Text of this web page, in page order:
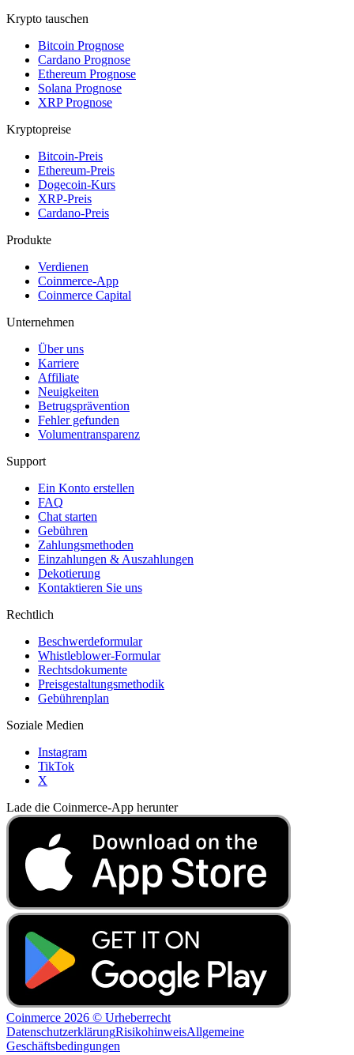
Krypto tauschen
Bitcoin Prognose
Cardano Prognose
Ethereum Prognose
Solana Prognose
XRP Prognose
Kryptopreise
Bitcoin-Preis
Ethereum-Preis
Dogecoin-Kurs
XRP-Preis
Cardano-Preis
Produkte
Verdienen
Coinmerce-App
Coinmerce Capital
Unternehmen
Über uns
Karriere
Affiliate
Neuigkeiten
Betrugsprävention
Fehler gefunden
Volumentransparenz
Support
Ein Konto erstellen
FAQ
Chat starten
Gebühren
Zahlungsmethoden
Einzahlungen & Auszahlungen
Dekotierung
Kontaktieren Sie uns
Rechtlich
Beschwerdeformular
Whistleblower-Formular
Rechtsdokumente
Preisgestaltungsmethodik
Gebührenplan
Soziale Medien
Instagram
TikTok
X
Lade die Coinmerce-App herunter
Coinmerce 2026 © Urheberrecht
DatenschutzerklärungRisikohinweisAllgemeine
Geschäftsbedingungen